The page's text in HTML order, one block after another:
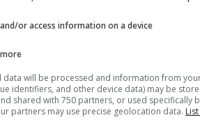
or access information on a device
data will be processed and information from
identifiers, and other device data) may be
shared with 750 partners, or used specifically
partners may use precise geolocation data.